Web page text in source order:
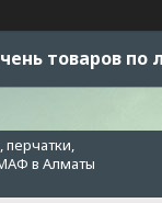
товаров
перчатки,
в Алматы